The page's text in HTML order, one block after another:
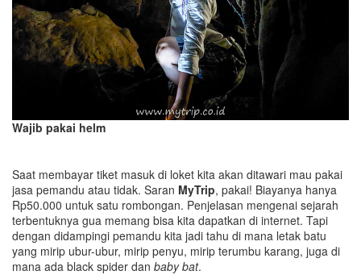
Wajib pakai helm
Saat membayar tiket masuk di loket kita akan ditawari mau pakai
jasa pemandu atau tidak. Saran MyTrip, pakai! Biayanya hanya
Rp50.000 untuk satu rombongan. Penjelasan mengenai sejarah
terbentuknya gua memang bisa kita dapatkan di internet. Tapi
dengan didampingi pemandu kita jadi tahu di mana letak batu
yang mirip ubur-ubur, mirip penyu, mirip terumbu karang, juga di
mana ada black spider dan baby bat.